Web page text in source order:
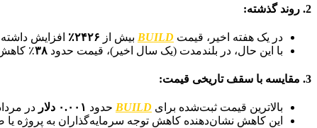
2. روند گذشته:
در یک هفته اخیر، قیمت BUILD بیش از ۲۴۲۶٪
افزایش
با این حال، در بلندمدت (یک سال اخیر)، قیمت حدود ۳۸٪ کاهش
3. مقایسه با سقف تاریخی قیمت:
بالاترین قیمت ثبت‌شده برای BUILD حدود ۰.۰۰۱ دلار در
این کاهش نشان‌دهنده کاهش توجه سرمایه‌گذاران به پروژه